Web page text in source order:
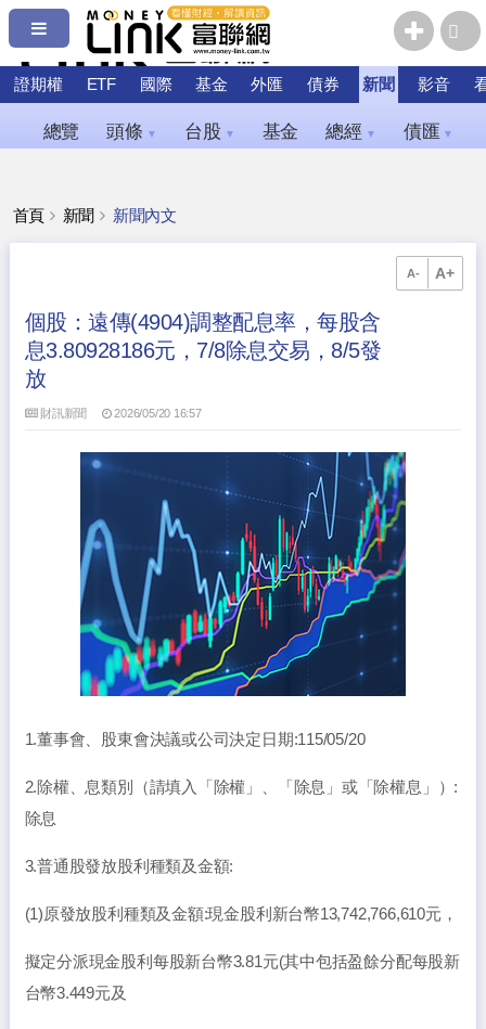
證期權 ETF 國際 基金 外匯 債券 新聞 影音
總覽 頭條 ▼ 台股 ▼ 基金 總經 ▼ 債匯 ▼
首頁 新聞 新聞內文
A- A+
個股：遠傳(4904)調整配息率，每股含
息3.80928186元，7/8除息交易，8/5發
放
財訊新聞 2026/05/20 16:57
1.董事會、股東會決議或公司決定日期:115/05/20
2.除權、息類別（請填入「除權」、「除息」或「除權息」）:
除息
3.普通股發放股利種類及金額:
(1)原發放股利種類及金額:現金股利新台幣13,742,766,610元，
擬定分派現金股利每股新台幣3.81元(其中包括盈餘分配每股新
台幣3.449元及